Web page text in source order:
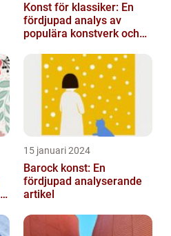
Konst för klassiker: En
fördjupad analys av
populära konstverk och
15 januari 2024
Barock konst: En
fördjupad analyserande
artikel